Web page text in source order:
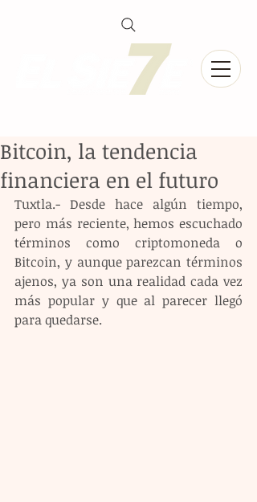
Bitcoin, la tendencia
financiera en el futuro
Tuxtla.- Desde hace algún tiempo,
pero más reciente, hemos escuchado
términos como criptomoneda o
Bitcoin, y aunque parezcan términos
ajenos, ya son una realidad cada vez
más popular y que al parecer llegó
para quedarse.